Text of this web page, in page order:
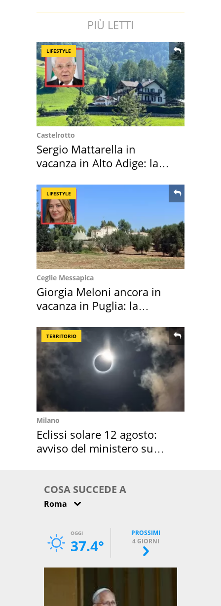
PIÙ LETTI
LIFESTYLE
Castelrotto
Sergio Mattarella in
vacanza in Alto Adige: la
LIFESTYLE
Ceglie Messapica
Giorgia Meloni ancora in
vacanza in Puglia: la
TERRITORIO
Milano
Eclissi solare 12 agosto:
avviso del ministero su